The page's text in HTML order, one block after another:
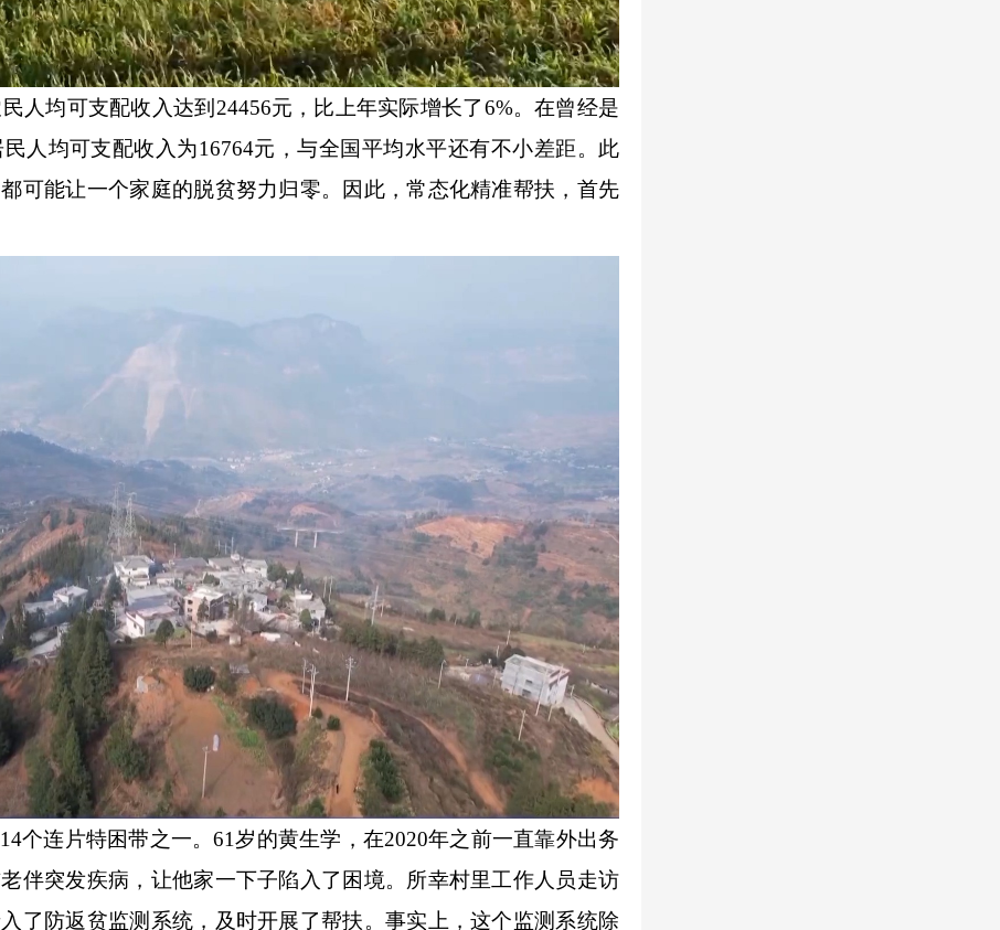
均可支配收入达到24456元，比上年实际增长了6%。在曾经是
人均可支配收入为16764元，与全国平均水平还有不小差距。此
可能让一个家庭的脱贫努力归零。因此，常态化精准帮扶，首先
连片特困带之一。61岁的黄生学，在2020年之前一直靠外出务
伴突发疾病，让他家一下子陷入了困境。所幸村里工作人员走访
了防返贫监测系统，及时开展了帮扶。事实上，这个监测系统除